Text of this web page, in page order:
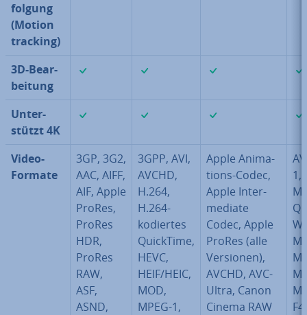
fol­gung
(Motion
tracking)
3D-Be­ar­
bei­tung
Un­ter­
stützt 4K
Video-
Formate
3GP, 3G2,
AAC, AIFF,
AIF, Apple
ProRes,
ProRes
HDR,
ProRes
RAW,
ASF,
ASND,
3GPP, AVI,
AVCHD,
H.264,
H.264-
kodiertes
QuickTime,
HEVC,
HEIF/HEIC,
MOD,
MPEG-1,
Apple Ani­ma­
ti­ons-Codec,
Apple In­ter­
me­dia­te
Codec, Apple
ProRes (alle
Versionen),
AVCHD, AVC-
Ultra, Canon
Cinema RAW
1,